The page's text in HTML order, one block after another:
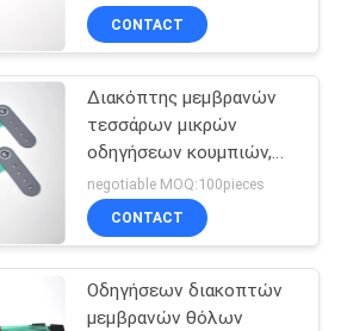
PCB
αποτυπωμένο σε
ανάγλυφο αφής κουμπί
CONTACT
Διακόπτης μεμβρανών
τεσσάρων μικρών
οδηγήσεων κουμπιών,
εύκαμπτος τύπος πίνακα
ελέγχου μεμβρανών
negotiable MOQ:100pieces
CONTACT
Οδηγήσεων διακοπτών
μεμβρανών θόλων